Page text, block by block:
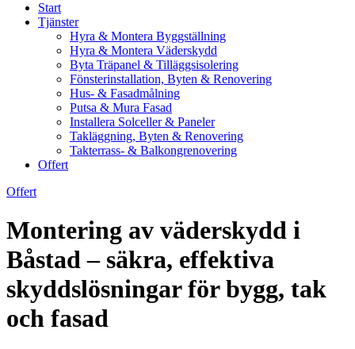
Start
Tjänster
Hyra & Montera Byggställning
Hyra & Montera Väderskydd
Byta Träpanel & Tilläggsisolering
Fönsterinstallation, Byten & Renovering
Hus- & Fasadmålning
Putsa & Mura Fasad
Installera Solceller & Paneler
Takläggning, Byten & Renovering
Takterrass- & Balkongrenovering
Offert
Offert
Montering av väderskydd i
Båstad – säkra, effektiva
skyddslösningar för bygg, tak
och fasad